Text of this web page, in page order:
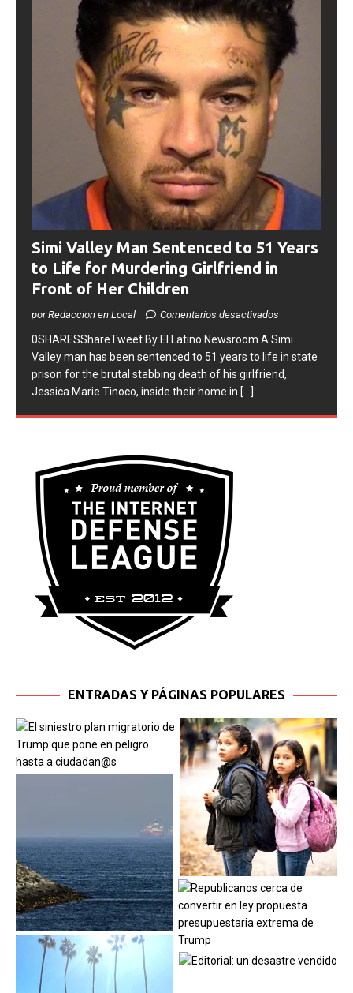
Simi Valley Man Sentenced to 51 Years
to Life for Murdering Girlfriend in
Front of Her Children
por Redaccion en Local
0SHARESShareTweet ​By El Latino Newsroom ​A Simi
Valley man has been sentenced to 51 years to life in state
prison for the brutal stabbing death of his girlfriend,
Jessica Marie Tinoco, inside their home in [...]